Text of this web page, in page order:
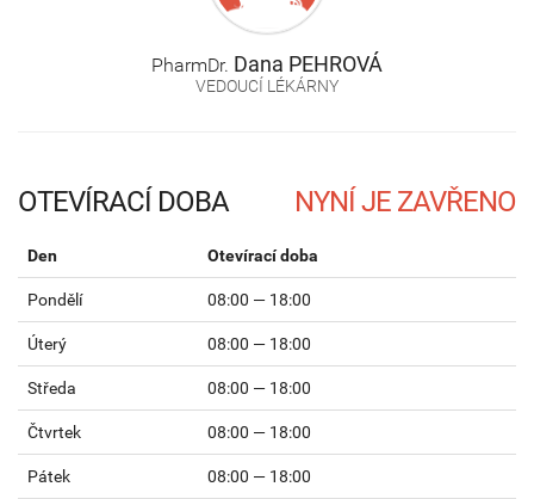
PharmDr. Dana PEHROVÁ
VEDOUCÍ LÉKÁRNY
OTEVÍRACÍ DOBA
Den Otevírací doba
Pondělí 08:00 — 18:00
Úterý 08:00 — 18:00
Středa 08:00 — 18:00
Čtvrtek 08:00 — 18:00
Pátek 08:00 — 18:00